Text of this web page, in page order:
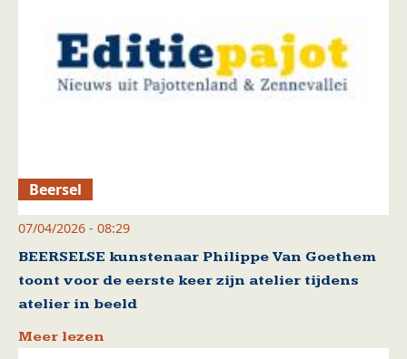
Beersel
07/04/2026 - 08:29
BEERSELSE kunstenaar Philippe Van Goethem
toont voor de eerste keer zijn atelier tijdens
atelier in beeld
Meer lezen